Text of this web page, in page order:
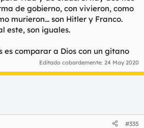
de gobierno, con vivieron, como
murieron... son Hitler y Franco.
este, son iguales.
es comparar a Dios con un gitano
Editado cobardemente: 24 May 2020
#335